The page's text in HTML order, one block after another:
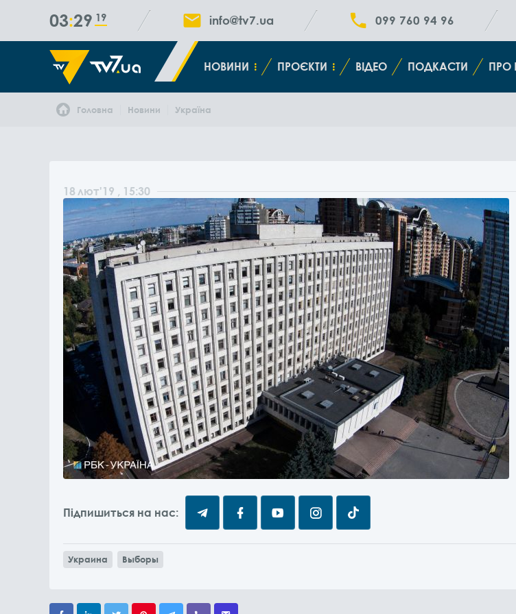
03 29 20 info@tv7.ua 099 760 94 96
НОВИНИ ПРОЄКТИ ВІДЕО ПОДКАСТИ ПРО
Головна Новини Україна
18 лют'19 , 15:30
Підпишиться на нас:
Украина Выборы